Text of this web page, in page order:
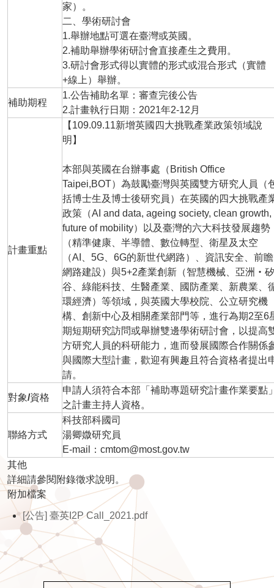
家）。
二、學術研討會
1.舉辦地點可選在臺灣或英國。
2.補助舉辦學術研討會直接產生之費用。
3.研討會形式得以實體的形式或混合形式（實體
+線上）舉辦。
補助期程
1.公告補助名單：審查完後公告
2.計畫執行日期：2021年2-12月
計畫重點
【109.09.11新增英國四大挑戰產業政策領域說
明】
本部與英國在台辦事處（British Office
Taipei,BOT）為鼓勵臺灣與英國雙方研究人員（
括博士生及博士後研究員）在英國的四大挑戰產
政策（AI and data, ageing society, clean growth,
future of mobility）以及臺灣的六大科技發展趨勢
（精準健康、半導體、數位轉型、衛星及太空
（AI、5G、6G的新世代網路）、資訊安全、前瞻
網路建設）與5+2產業創新（智慧機械、亞洲‧矽
谷、綠能科技、生醫產業、國防產業、新農業、
環經濟）等領域，與英國大學校院、公立研究機
構、創新中心及相關產業部門等，進行為期2至6
期短期研究訪問或舉辦雙邊學術研討會，以提高
方研究人員的科研能力，進而發展國際合作關係
與國際大型計畫，歡迎有興趣且符合資格者提出
請。
對象/資格
申請人須符合本部「補助專題研究計畫作業要點
之計畫主持人資格。
聯絡方式
科技部科國司
湯卿媺研究員
E-mail：cmtom@most.gov.tw
其他
詳細請參閱附錄徵求說明。
附加檔案
[公告] 臺英I2P Call_2021.pdf